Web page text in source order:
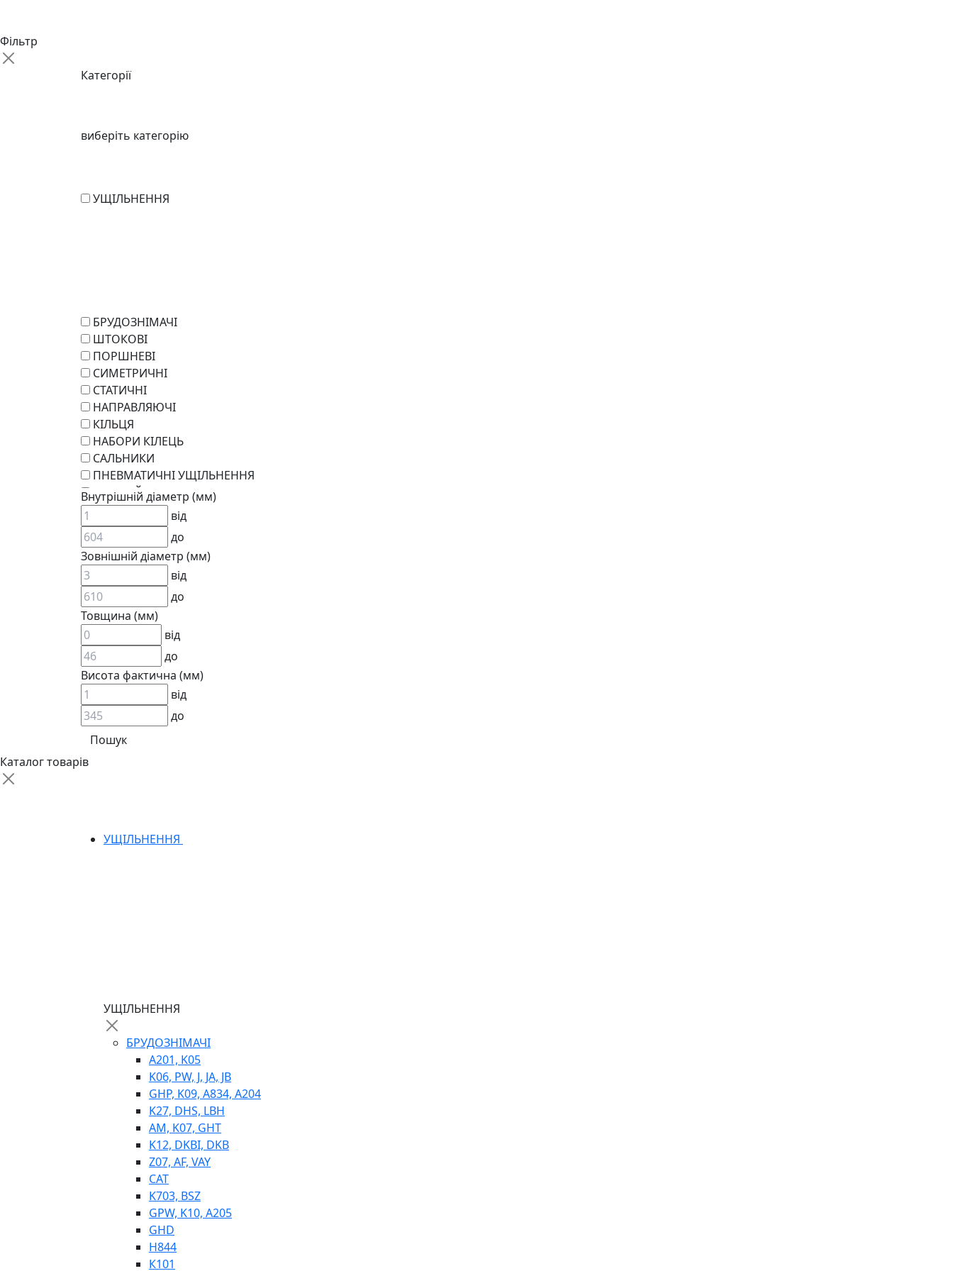
Фільтр
Категорії
виберіть категорію
УЩІЛЬНЕННЯ
БРУДОЗНІМАЧІ
ШТОКОВІ
ПОРШНЕВІ
СИМЕТРИЧНІ
СТАТИЧНІ
НАПРАВЛЯЮЧІ
КІЛЬЦЯ
НАБОРИ КІЛЕЦЬ
САЛЬНИКИ
ПНЕВМАТИЧНІ УЩІЛЬНЕННЯ
РОТАЦІЙНІ
РЕМКОМПЛЕКТИ
KARCHER
EPDM
СПЕЦІАЛЬНІ
ВСТАВКИ МУФТ (ЗІРОЧКИ)
ГІДРАВЛІКА
АДАПТЕРИ
КЛАПАНИ
КРАНИ, ДИВЕРТОРИ
ГІДРОМОТОРИ
РОТАТОРИ
ЛЕБІДКИ
ВТУЛКИ
BIMETAL
Е90, E92
Внутрішній діаметр (мм)
від
до
Зовнішній діаметр (мм)
від
до
Товщина (мм)
від
до
Висота фактична (мм)
від
до
Каталог товарів
УЩІЛЬНЕННЯ
УЩІЛЬНЕННЯ
БРУДОЗНІМАЧІ
A201, K05
K06, PW, J, JA, JB
GHP, K09, A834, A204
K27, DHS, LBH
AM, K07, GHT
K12, DKBI, DKB
Z07, AF, VAY
CAT
K703, BSZ
GPW, K10, A205
GHD
H844
К101